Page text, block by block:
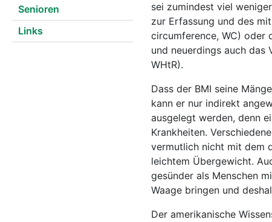
Senioren
Links
sei zumindest viel
zur Erfassung und des
circumference, WC) oder
und neuerdings auch das
WHtR).
Dass der BMI seine
kann er nur indirekt
ausgelegt werden, denn
Krankheiten.
vermutlich nicht mit dem
leichtem Übergewicht.
gesünder als Menschen
Waage bringen und
Der amerikanische